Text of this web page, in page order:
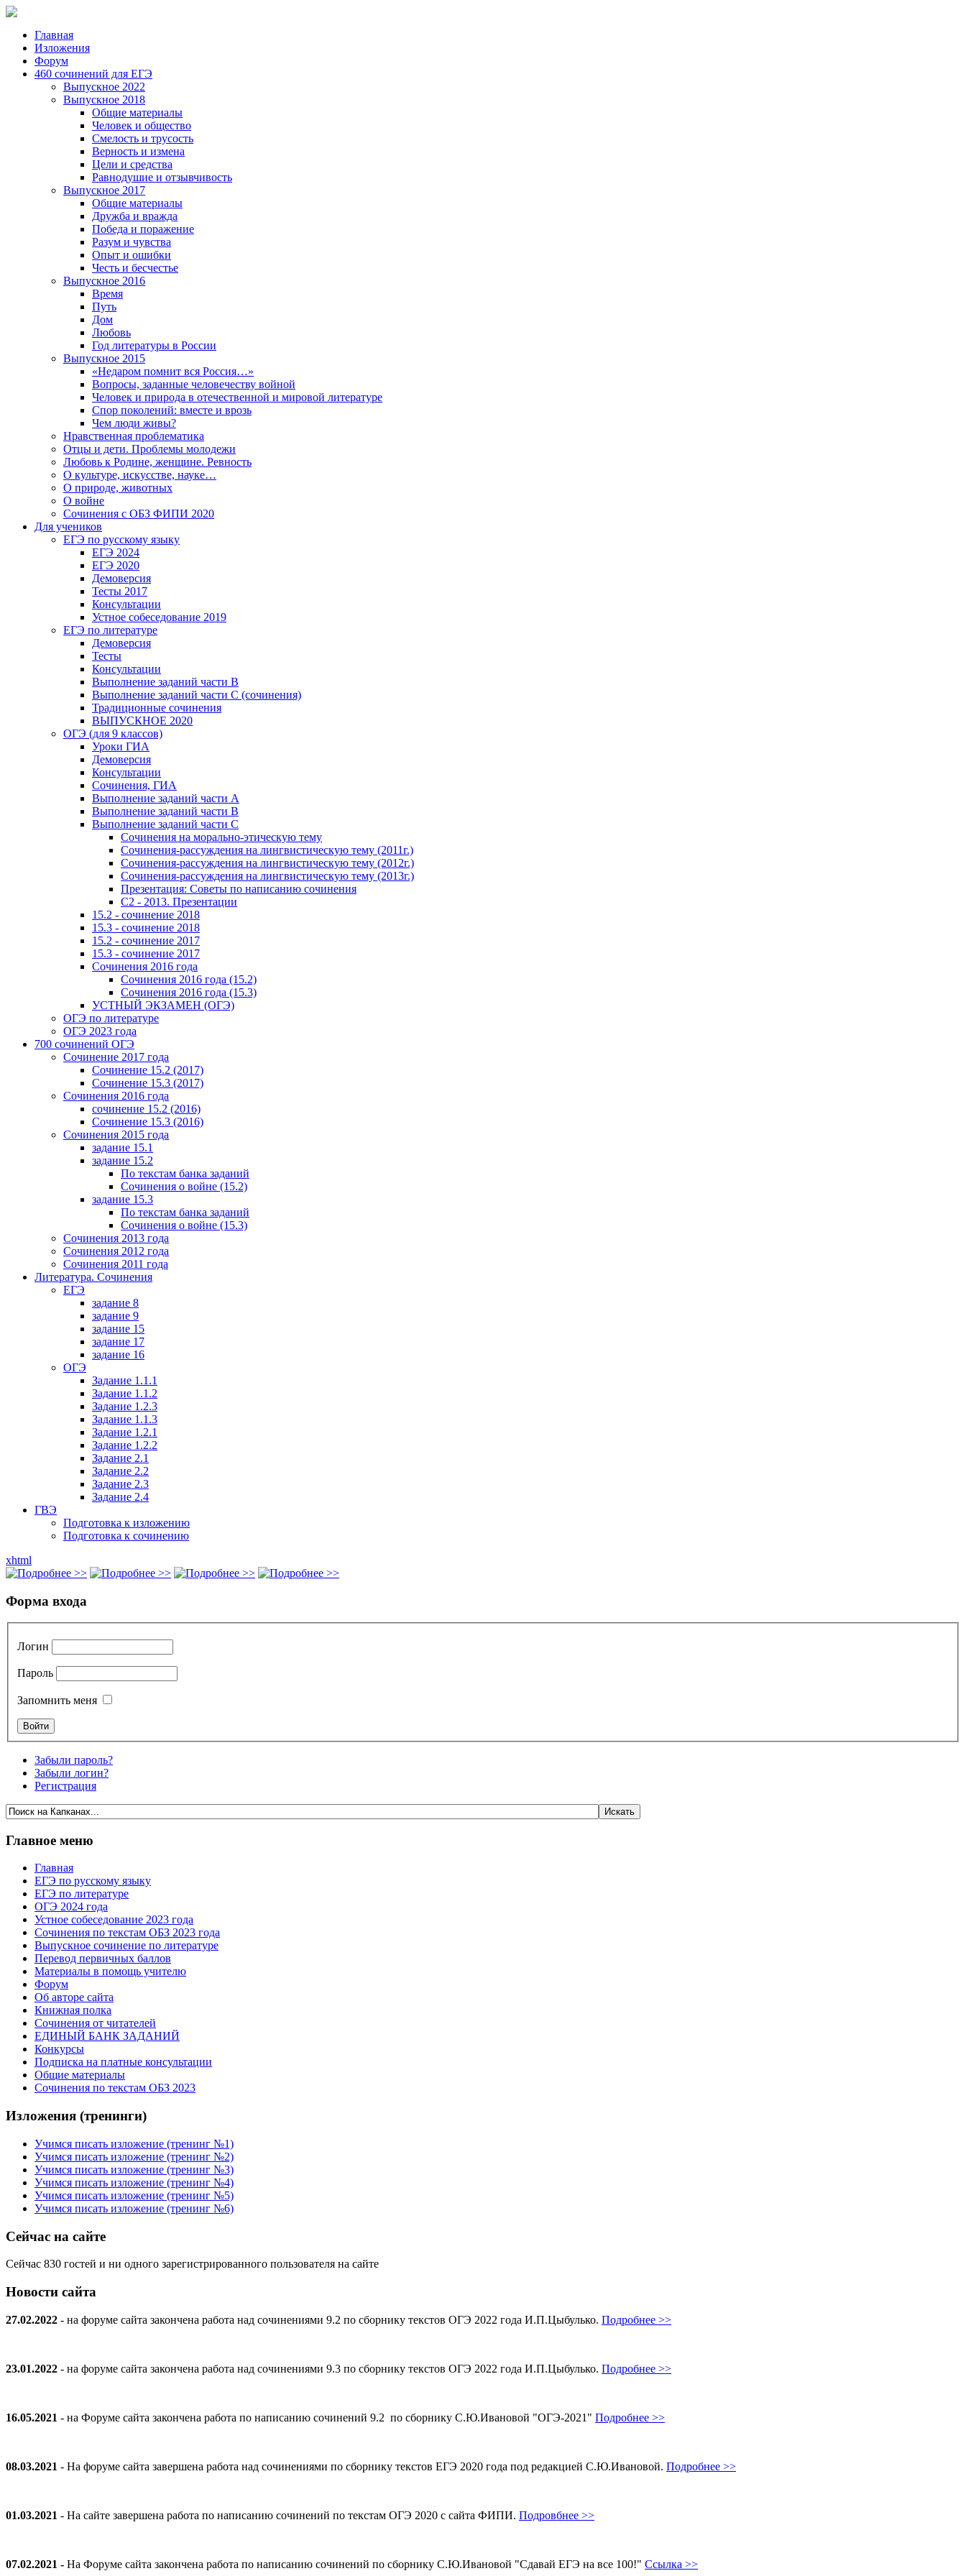
Главная
Изложения
Форум
460 сочинений для ЕГЭ
Выпускное 2022
Выпускное 2018
Общие материалы
Человек и общество
Смелость и трусость
Верность и измена
Цели и средства
Равнодушие и отзывчивость
Выпускное 2017
Общие материалы
Дружба и вражда
Победа и поражение
Разум и чувства
Опыт и ошибки
Честь и бесчестье
Выпускное 2016
Время
Путь
Дом
Любовь
Год литературы в России
Выпускное 2015
«Недаром помнит вся Россия…»
Вопросы, заданные человечеству войной
Человек и природа в отечественной и мировой литературе
Спор поколений: вместе и врозь
Чем люди живы?
Нравственная проблематика
Отцы и дети. Проблемы молодежи
Любовь к Родине, женщине. Ревность
О культуре, искусстве, науке…
О природе, животных
О войне
Сочинения с ОБЗ ФИПИ 2020
Для учеников
ЕГЭ по русскому языку
ЕГЭ 2024
ЕГЭ 2020
Демоверсия
Тесты 2017
Консультации
Устное собеседование 2019
ЕГЭ по литературе
Демоверсия
Тесты
Консультации
Выполнение заданий части В
Выполнение заданий части С (сочинения)
Традиционные сочинения
ВЫПУСКНОЕ 2020
ОГЭ (для 9 классов)
Уроки ГИА
Демоверсия
Консультации
Сочинения, ГИА
Выполнение заданий части А
Выполнение заданий части В
Выполнение заданий части С
Сочинения на морально-этическую тему
Сочинения-рассуждения на лингвистическую тему (2011г.)
Сочинения-рассуждения на лингвистическую тему (2012г.)
Сочинения-рассуждения на лингвистическую тему (2013г.)
Презентация: Советы по написанию сочинения
C2 - 2013. Презентации
15.2 - сочинение 2018
15.3 - сочинение 2018
15.2 - сочинение 2017
15.3 - сочинение 2017
Сочинения 2016 года
Сочинения 2016 года (15.2)
Сочинения 2016 года (15.3)
УСТНЫЙ ЭКЗАМЕН (ОГЭ)
ОГЭ по литературе
ОГЭ 2023 года
700 cочинений ОГЭ
Сочинение 2017 года
Сочинение 15.2 (2017)
Сочинение 15.3 (2017)
Сочинения 2016 года
сочинение 15.2 (2016)
Сочинение 15.3 (2016)
Сочинения 2015 года
задание 15.1
задание 15.2
По текстам банка заданий
Сочинения о войне (15.2)
задание 15.3
По текстам банка заданий
Сочинения о войне (15.3)
Сочинения 2013 года
Сочинения 2012 года
Сочинения 2011 года
Литература. Сочинения
ЕГЭ
задание 8
задание 9
задание 15
задание 17
задание 16
ОГЭ
Задание 1.1.1
Задание 1.1.2
Задание 1.2.3
Задание 1.1.3
Задание 1.2.1
Задание 1.2.2
Задание 2.1
Задание 2.2
Задание 2.3
Задание 2.4
ГВЭ
Подготовка к изложению
Подготовка к сочинению
xhtml
Форма входа
Логин
Пароль
Запомнить меня
Забыли пароль?
Забыли логин?
Регистрация
Главное меню
Главная
ЕГЭ по русскому языку
ЕГЭ по литературе
ОГЭ 2024 года
Устное собеседование 2023 года
Сочинения по текстам ОБЗ 2023 года
Выпускное сочинение по литературе
Перевод первичных баллов
Материалы в помощь учителю
Форум
Об авторе сайта
Книжная полка
Cочинения от читателей
ЕДИНЫЙ БАНК ЗАДАНИЙ
Конкурсы
Подписка на платные консультации
Общие материалы
Сочинения по текстам ОБЗ 2023
Изложения (тренинги)
Учимся писать изложение (тренинг №1)
Учимся писать изложение (тренинг №2)
Учимся писать изложение (тренинг №3)
Учимся писать изложение (тренинг №4)
Учимся писать изложение (тренинг №5)
Учимся писать изложение (тренинг №6)
Сейчас на сайте
Сейчас 830 гостей и ни одного зарегистрированного пользователя на сайте
Новости сайта
27.02.2022 - на форуме сайта закончена работа над сочинениями 9.2 по сборнику текстов ОГЭ 2022 года И.П.Цыбулько. Подробнее >>
23.01.2022 - на форуме сайта закончена работа над сочинениями 9.3 по сборнику текстов ОГЭ 2022 года И.П.Цыбулько. Подробнее >>
16.05.2021 - на Форуме сайта закончена работа по написанию сочинений 9.2 по сборнику С.Ю.Ивановой "ОГЭ-2021" Подробнее >>
08.03.2021 - На форуме сайта завершена работа над сочинениями по сборнику текстов ЕГЭ 2020 года под редакцией С.Ю.Ивановой. Подробнее >>
01.03.2021 - На сайте завершена работа по написанию сочинений по текстам ОГЭ 2020 с сайта ФИПИ. Подровбнее >>
07.02.2021 - На Форуме сайта закончена работа по написанию сочинений по сборнику С.Ю.Ивановой "Сдавай ЕГЭ на все 100!" Ссылка >>